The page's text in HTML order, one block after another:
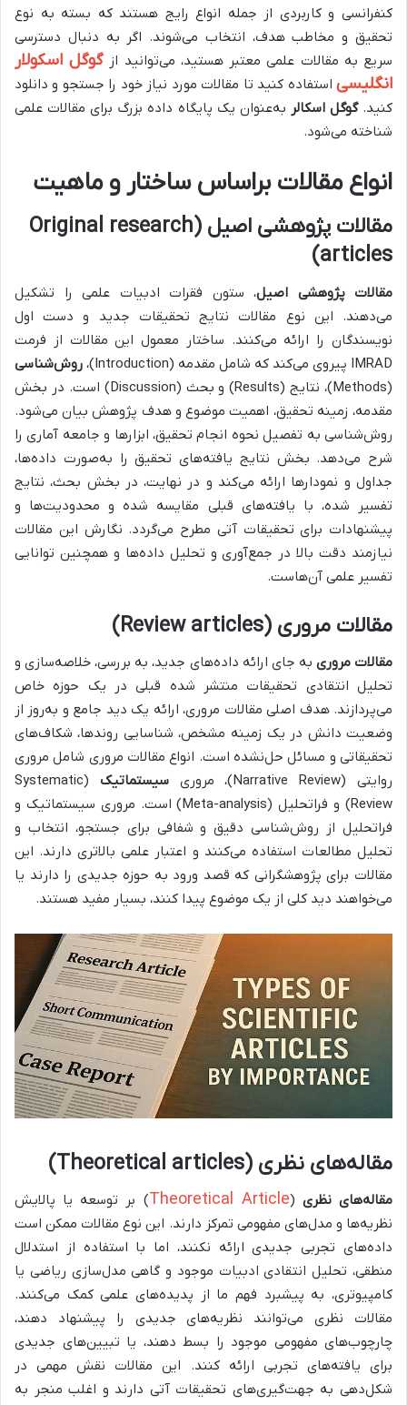
کنفرانسی و کاربردی از جمله انواع رایج هستند که بسته به نوع
تحقیق و مخاطب هدف، انتخاب می‌شوند. اگر به دنبال دسترسی
سریع به مقالات علمی معتبر هستید، می‌توانید ازگوگل اسکولار
انگلیسی استفاده کنید تا مقالات مورد نیاز خود را جستجو و دانلود
کنید.گوگل اسکالر به‌عنوان یک پایگاه داده بزرگ برای مقالات علمی
شناخته می‌شود.
انواع مقالات براساس ساختار و ماهیت
مقالات پژوهشی اصیل (Original research
articles)
مقالات پژوهشی اصیل، ستون فقرات ادبیات علمی را تشکیل
می‌دهند. این نوع مقالات نتایج تحقیقات جدید و دست اول
نویسندگان را ارائه می‌کنند. ساختار معمول این مقالات از فرمت
IMRAD پیروی می‌کند که شامل مقدمه (Introduction)،
روش‌شناسی
(Methods)، نتایج (Results) و بحث (Discussion) است. در بخش
مقدمه، زمینه تحقیق، اهمیت موضوع و هدف پژوهش بیان می‌شود.
روش‌شناسی به تفصیل نحوه انجام تحقیق، ابزارها و جامعه آماری را
شرح می‌دهد. بخش نتایج یافته‌های تحقیق را به‌صورت داده‌ها،
جداول و نمودارها ارائه می‌کند و در نهایت، در بخش بحث، نتایج
تفسیر شده، با یافته‌های قبلی مقایسه شده و محدودیت‌ها و
پیشنهادات برای تحقیقات آتی مطرح می‌گردد. نگارش این مقالات
نیازمند دقت بالا در جمع‌آوری و تحلیل داده‌ها و همچنین توانایی
تفسیر علمی آن‌هاست.
مقالات مروری (Review articles)
مقالات مروری به جای ارائه داده‌های جدید، به بررسی، خلاصه‌سازی و
تحلیل انتقادی تحقیقات منتشر شده قبلی در یک حوزه خاص
می‌پردازند. هدف اصلی مقالات مروری، ارائه یک دید جامع و به‌روز از
وضعیت دانش در یک زمینه مشخص، شناسایی روندها، شکاف‌های
تحقیقاتی و مسائل حل‌نشده است. انواع مقالات مروری شامل مروری
روایتی (Narrative Review)، مروری
سیستماتیک
(Systematic
Review) و فراتحلیل (Meta-analysis) است. مروری سیستماتیک و
فراتحلیل از روش‌شناسی دقیق و شفافی برای جستجو، انتخاب و
تحلیل مطالعات استفاده می‌کنند و اعتبار علمی بالاتری دارند. این
مقالات برای پژوهشگرانی که قصد ورود به حوزه جدیدی را دارند یا
می‌خواهند دید کلی از یک موضوع پیدا کنند، بسیار مفید هستند.
مقاله‌های نظری (Theoretical articles)
مقاله‌های نظری (
Theoretical Article) بر توسعه یا پالایش
نظریه‌ها و مدل‌های مفهومی تمرکز دارند. این نوع مقالات ممکن است
داده‌های تجربی جدیدی ارائه نکنند، اما با استفاده از استدلال
منطقی، تحلیل انتقادی ادبیات موجود و گاهی مدل‌سازی ریاضی یا
کامپیوتری، به پیشبرد فهم ما از پدیده‌های علمی کمک می‌کنند.
مقالات نظری می‌توانند نظریه‌های جدیدی را پیشنهاد دهند،
چارچوب‌های مفهومی موجود را بسط دهند، یا تبیین‌های جدیدی
برای یافته‌های تجربی ارائه کنند. این مقالات نقش مهمی در
شکل‌دهی به جهت‌گیری‌های تحقیقات آتی دارند و اغلب منجر به